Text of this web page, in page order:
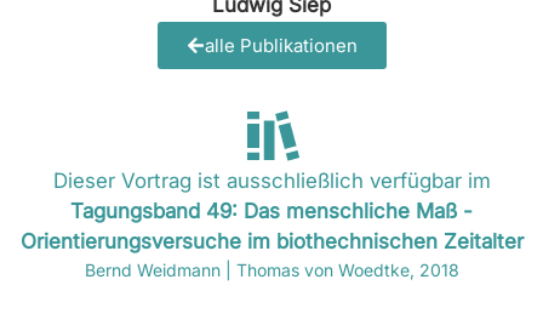
Ludwig Siep
alle Publikationen
Dieser Vortrag ist ausschließlich verfügbar im
Tagungsband 49: Das menschliche Maß -
Orientierungsversuche im biothechnischen Zeitalter
Bernd Weidmann | Thomas von Woedtke, 2018